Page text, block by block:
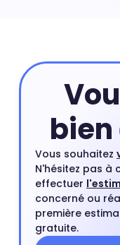
bien
Vous souhaitez
N'hésitez pas à
effectuer
concerné ou
première
gratuite.